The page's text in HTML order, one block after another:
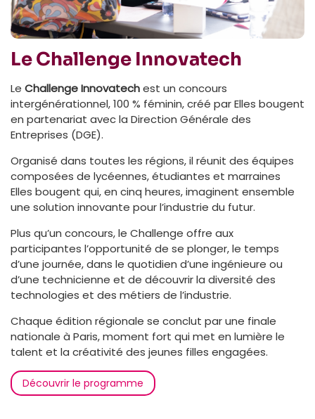
Le Challenge Innovatech
Le Challenge Innovatechest un concours
intergénérationnel, 100 % féminin, créé par Elles bougent
en partenariat avec la Direction Générale des
Entreprises (DGE).
Organisé dans toutes les régions, il réunit des équipes
composées de lycéennes, étudiantes et marraines
Elles bougent qui, en cinq heures, imaginent ensemble
une solution innovante pour l’industrie du futur.
Plus qu’un concours, le Challenge offre aux
participantes l’opportunité de se plonger, le temps
d’une journée, dans le quotidien d’une ingénieure ou
d’une technicienne et de découvrir la diversité des
technologies et des métiers de l’industrie.
Chaque édition régionale se conclut par une finale
nationale à Paris, moment fort qui met en lumière le
talent et la créativité des jeunes filles engagées.
Découvrir le programme